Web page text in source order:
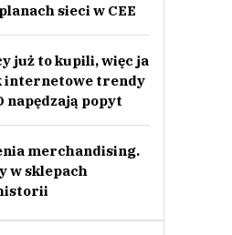
sieci w CEE
już to kupili, więc ja
internetowe trendy
napędzają popyt
merchandising.
w sklepach